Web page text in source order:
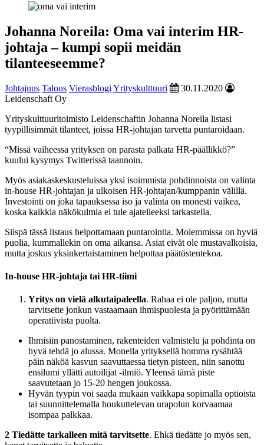
Johanna Noreila: Oma vai interim HR-
johtaja – kumpi sopii meidän
tilanteeseemme?
Johtajuus Talous Vierasblogi Yrityskulttuuri
30.11.2020
Leidenschaft Oy
Yrityskulttuuritoimisto Leidenschaftin Johanna Noreila listasi
tyypillisimmät tilanteet, joissa HR-johtajan tarvetta puntaroidaan.
“Missä vaiheessa yrityksen on parasta palkata HR-päällikkö?”
kuului kysymys Twitterissä taannoin.
Myös asiakaskeskusteluissa yksi isoimmista pohdinnoista on valinta
in-house HR-johtajan ja ulkoisen HR-johtajan/kumppanin välillä.
Investointi on joka tapauksessa iso ja valinta on monesti vaikea,
koska kaikkia näkökulmia ei tule ajatelleeksi tarkastella.
Siispä tässä listaus helpottamaan puntarointia. Molemmissa on hyviä
puolia, kummallekin on oma aikansa. Asiat eivät ole mustavalkoisia,
mutta joskus yksinkertaistaminen helpottaa päätöstentekoa.
In-house HR-johtaja tai HR-tiimi
Yritys on vielä alkutaipaleella. Rahaa ei ole paljon, mutta
tarvitsette jonkun vastaamaan ihmispuolesta ja pyörittämään
operatiivista puolta.
Ihmisiin panostaminen, rakenteiden valmistelu ja pohdinta on
hyvä tehdä jo alussa. Monella yrityksellä homma rysähtää
päin näköä kasvun saavuttaessa tietyn pisteen, niin sanottu
ensilumi yllätti autoilijat -ilmiö. Yleensä tämä piste
saavutetaan jo 15-20 hengen joukossa.
Hyvän tyypin voi saada mukaan vaikkapa sopimalla optioista
tai suunnittelemalla houkuttelevan urapolun korvaamaa
isompaa palkkaa.
2 Tiedätte tarkalleen mitä tarvitsette. Ehkä tiedätte jo myös sen,